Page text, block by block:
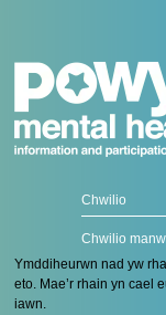
Chwilio manwl
Ymddiheurwn nad yw
eto. Mae’r rhain yn cael
iawn.